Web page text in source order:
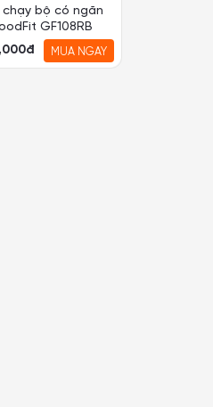
bộ có ngăn
GF108RB
MUA NGAY